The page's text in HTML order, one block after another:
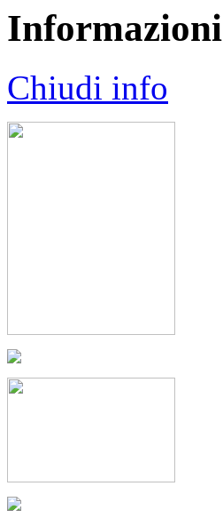
Chiudi info